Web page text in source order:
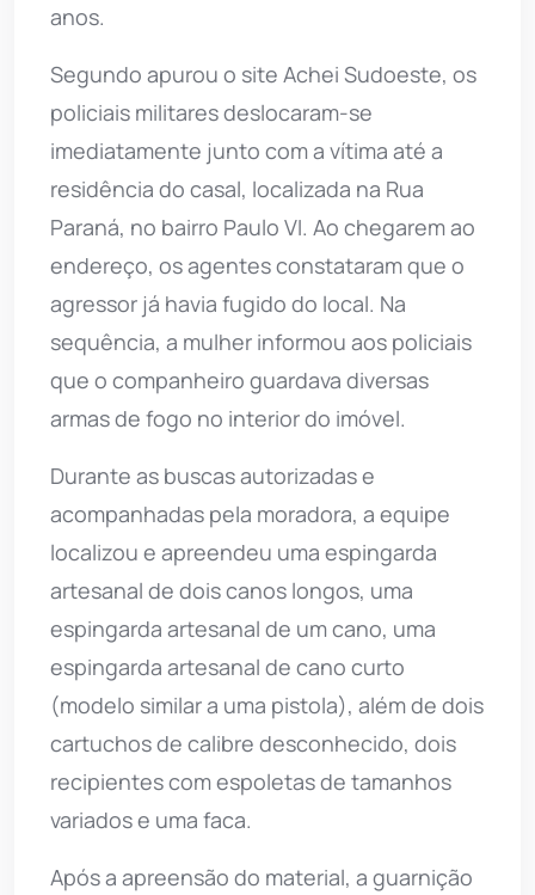
anos.
Segundo apurou o site Achei Sudoeste, os
policiais militares deslocaram-se
imediatamente junto com a vítima até a
residência do casal, localizada na Rua
Paraná, no bairro Paulo VI. Ao chegarem ao
endereço, os agentes constataram que o
agressor já havia fugido do local. Na
sequência, a mulher informou aos policiais
que o companheiro guardava diversas
armas de fogo no interior do imóvel.
Durante as buscas autorizadas e
acompanhadas pela moradora, a equipe
localizou e apreendeu uma espingarda
artesanal de dois canos longos, uma
espingarda artesanal de um cano, uma
espingarda artesanal de cano curto
(modelo similar a uma pistola), além de dois
cartuchos de calibre desconhecido, dois
recipientes com espoletas de tamanhos
variados e uma faca.
Após a apreensão do material, a guarnição